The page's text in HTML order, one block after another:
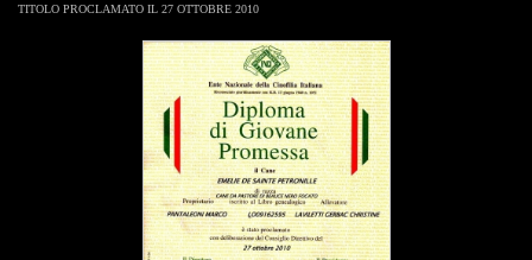
TITOLO PROCLAMATO IL 27 OTTOBRE 2010